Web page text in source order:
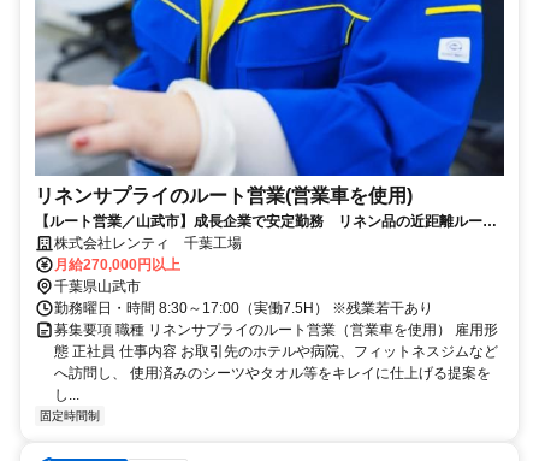
リネンサプライのルート営業(営業車を使用)
【ルート営業／山武市】成長企業で安定勤務 リネン品の近距離ルート
営業 経験不問 賞与年2回 転勤なし
株式会社レンティ 千葉工場
月給270,000円以上
千葉県山武市
勤務曜日・時間 8:30～17:00（実働7.5H） ※残業若干あり
募集要項 職種 リネンサプライのルート営業（営業車を使用） 雇用形
態 正社員 仕事内容 お取引先のホテルや病院、フィットネスジムなど
へ訪問し、 使用済みのシーツやタオル等をキレイに仕上げる提案を
し...
固定時間制